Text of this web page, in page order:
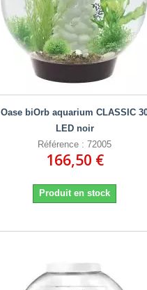
Oase biOrb aquarium CLASSIC
LED noir
Référence : 72005
166,50 €
Produit en stock